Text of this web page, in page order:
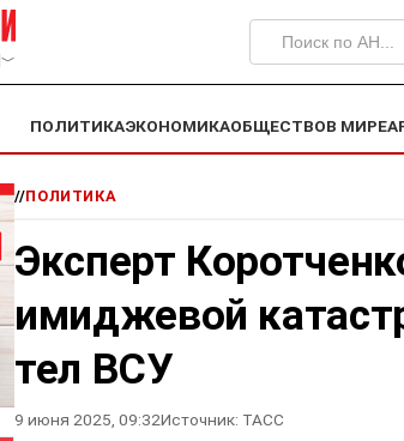
﹀
ПОЛИТИКАЭКОНОМИКАОБЩЕСТВОВ МИРЕ
//ПОЛИТИКА
Эксперт
имиджевой
тел ВСУ
9 июня 2025, 09:32Источник: ТАСС